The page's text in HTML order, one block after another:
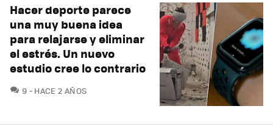
Hacer deporte parece
una muy buena idea
para relajarse y eliminar
el estrés. Un nuevo
estudio cree lo contrario
9 COMENTARIOS
HACE 2 AÑOS